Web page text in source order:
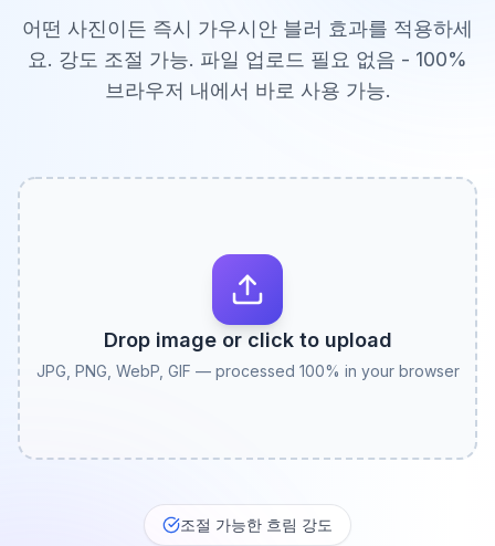
어떤 사진이든 즉시 가우시안 블러 효과를 적용하세
요. 강도 조절 가능. 파일 업로드 필요 없음 - 100%
브라우저 내에서 바로 사용 가능.
Drop image or click to upload
JPG, PNG, WebP, GIF — processed 100% in your browser
조절 가능한 흐림 강도